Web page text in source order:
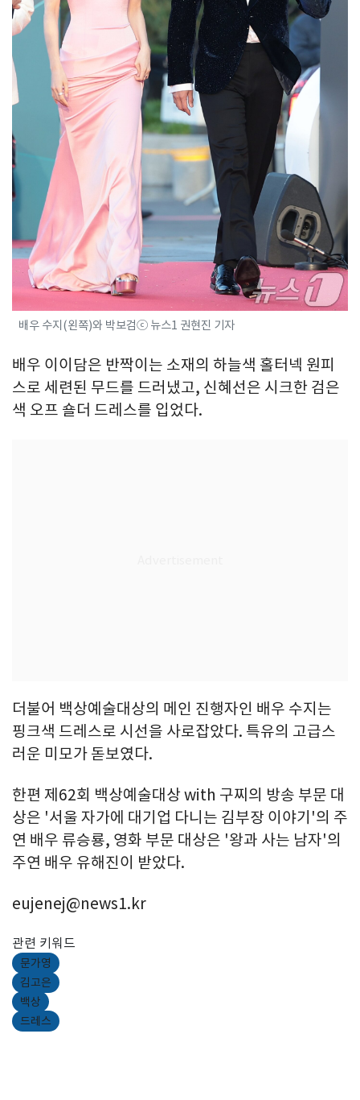
배우 수지(왼쪽)와 박보검ⓒ 뉴스1 권현진 기자
배우 이이담은 반짝이는 소재의 하늘색 홀터넥 원피
스로 세련된 무드를 드러냈고, 신혜선은 시크한 검은
색 오프 숄더 드레스를 입었다.
더불어 백상예술대상의 메인 진행자인 배우 수지는
핑크색 드레스로 시선을 사로잡았다. 특유의 고급스
러운 미모가 돋보였다.
한편 제62회 백상예술대상 with 구찌의 방송 부문 대
상은 '서울 자가에 대기업 다니는 김부장 이야기'의 주
연 배우 류승룡, 영화 부문 대상은 '왕과 사는 남자'의
주연 배우 유해진이 받았다.
eujenej@news1.kr
관련 키워드
문가영
김고은
백상
드레스